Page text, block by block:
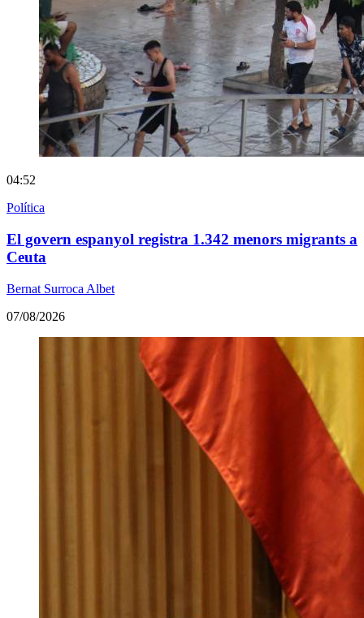
04:52
Política
El govern espanyol registra 1.342 menors migrants a
Ceuta
Bernat Surroca Albet
07/08/2026